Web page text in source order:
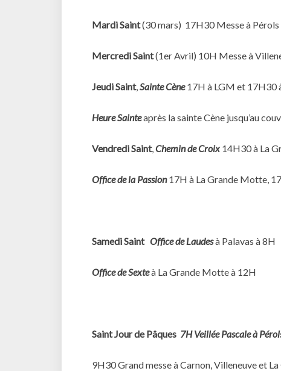
Mardi Saint(30 mars) 17H30 Messe à Pérols
Mercredi Saint(1er Avril) 10H Messe à
Jeudi Saint,Sainte Cène17H à LGM et 17H30
Heure Sainteaprès la sainte Cène jusqu’au
Vendredi Saint,Chemin de Croix14H30 à La
Office de la Passion17H à La Grande Motte,
Samedi Saint Office de Laudesà Palavas à 8H
Office de Sexteà La Grande Motte à 12H
Saint Jour de Pâques 7H Veillée Pascale à
9H30 Grand messe à Carnon, Villeneuve et